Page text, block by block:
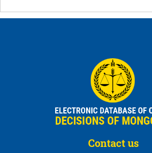
Contact us